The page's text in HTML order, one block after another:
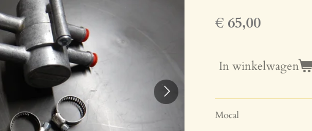
€ 65,00
In winkelwagen
Mocal